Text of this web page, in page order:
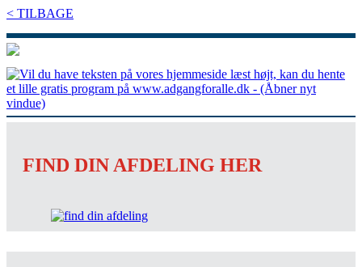
< TILBAGE
FIND DIN AFDELING HER